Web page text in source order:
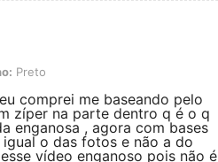
Preto
comprei me baseando pelo
zíper na parte dentro q é o q
enganosa , agora com bases
o das fotos e não a do
vídeo enganoso pois não é